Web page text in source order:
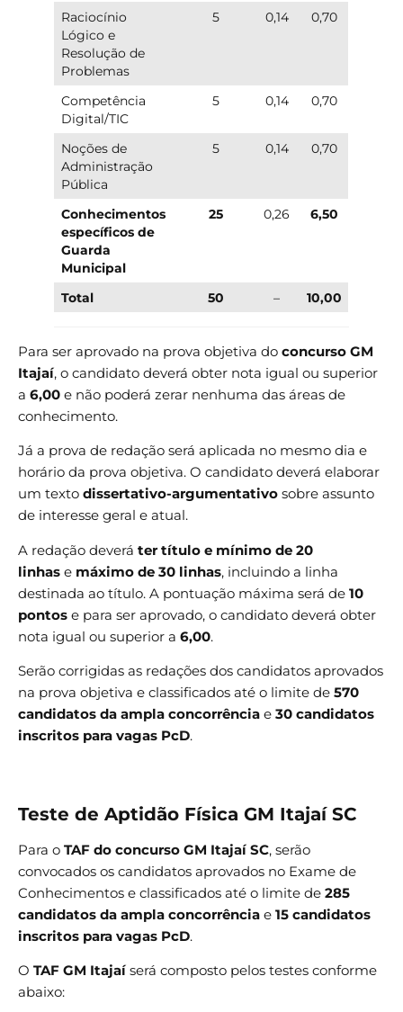
Raciocínio
Lógico e
Resolução de
Problemas
5 0,14 0,70
Competência
Digital/TIC
5 0,14 0,70
Noções de
Administração
Pública
5 0,14 0,70
Conhecimentos
específicos de
Guarda
Municipal
25 0,26 6,50
Total 50 – 10,00
Para ser aprovado na prova objetiva do concurso GM
Itajaí, o candidato deverá obter nota igual ou superior
a 6,00 e não poderá zerar nenhuma das áreas de
conhecimento.
Já a prova de redação será aplicada no mesmo dia e
horário da prova objetiva. O candidato deverá elaborar
um texto dissertativo-argumentativo sobre assunto
de interesse geral e atual.
A redação deverá ter título e mínimo de 20
linhas e máximo de 30 linhas, incluindo a linha
destinada ao título. A pontuação máxima será de 10
pontos e para ser aprovado, o candidato deverá obter
nota igual ou superior a 6,00.
Serão corrigidas as redações dos candidatos aprovados
na prova objetiva e classificados até o limite de 570
candidatos da ampla concorrência e 30 candidatos
inscritos para vagas PcD.
Teste de Aptidão Física GM Itajaí SC
Para o TAF do concurso GM Itajaí SC, serão
convocados os candidatos aprovados no Exame de
Conhecimentos e classificados até o limite de 285
candidatos da ampla concorrência e 15 candidatos
inscritos para vagas PcD.
O TAF GM Itajaí será composto pelos testes conforme
abaixo: